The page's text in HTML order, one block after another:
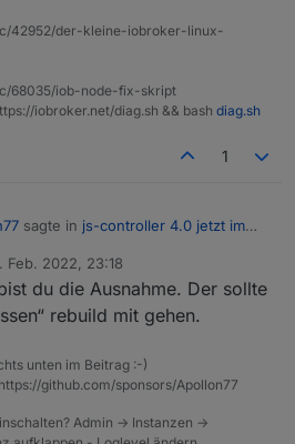
42952/der-kleine-iobroker-linux-
68035/iob-node-fix-skript
iobroker.net/diag.sh && bash diag.sh
1
sagte in js-controller 4.0 jetzt im
fixes bei den libs fehlen
ich gerade mal flugs.
Feb. 2022, 23:18
von
du die Ausnahme. Der sollte
rebuild mit gehen.
unten im Beitrag :-)
github.com/sponsors/Apollon77
Admin -> Instanzen ->